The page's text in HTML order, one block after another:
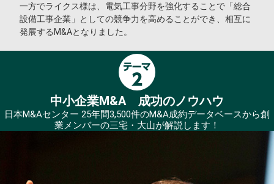
一方でライクス様は、電気工事分野を強化することで「総合
設備工事企業」としての競争力を高めることができ、相互に
発展するM&Aとなりました。
中小企業M&A 成功のノウハウ
日本M&Aセンター 25年間3,500件のM&A成約データベースから創
業メンバーの三宅・大山が解説します！